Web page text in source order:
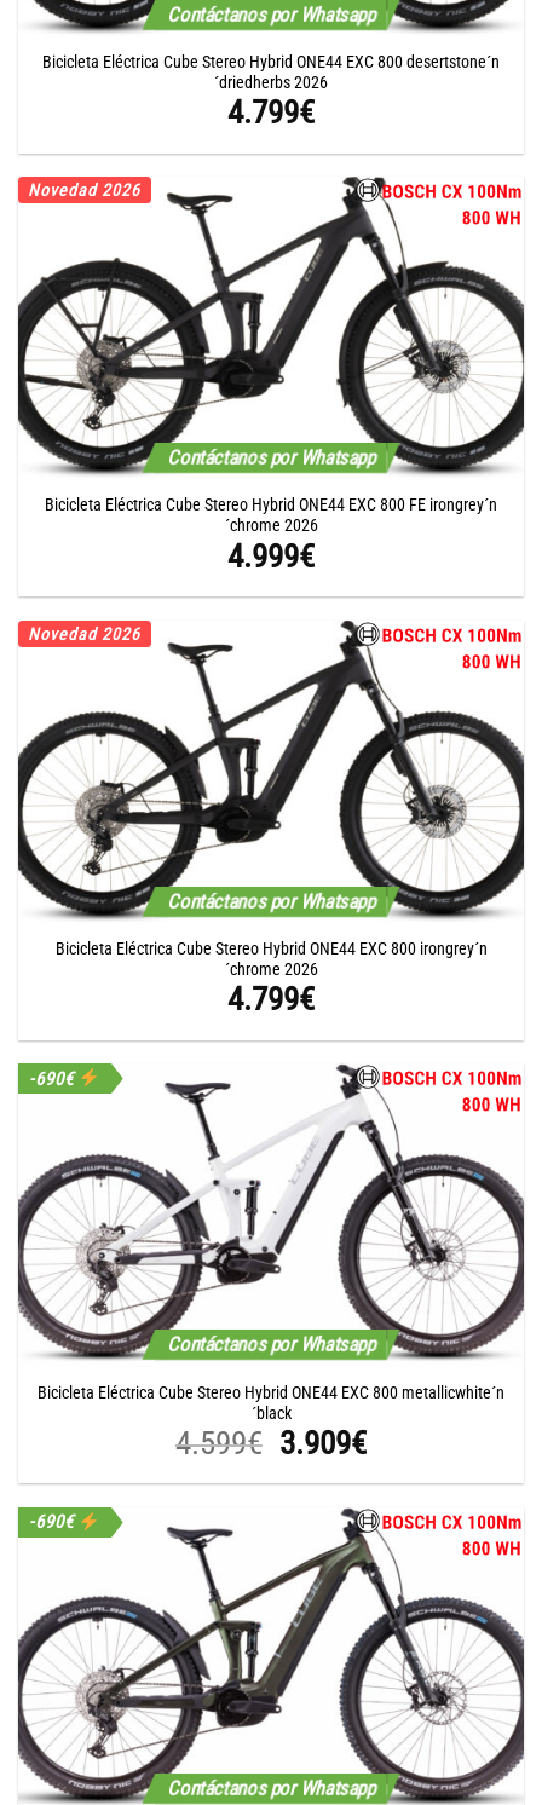
Contáctanos por Whatsapp
Bicicleta Eléctrica Cube Stereo Hybrid ONE44 EXC 800 desertstone´n
´driedherbs 2026
4.799€
Contáctanos por Whatsapp
Novedad 2026
Bicicleta Eléctrica Cube Stereo Hybrid ONE44 EXC 800 FE irongrey´n
´chrome 2026
4.999€
Contáctanos por Whatsapp
Novedad 2026
Bicicleta Eléctrica Cube Stereo Hybrid ONE44 EXC 800 irongrey´n
´chrome 2026
4.799€
Contáctanos por Whatsapp
-690€
Bicicleta Eléctrica Cube Stereo Hybrid ONE44 EXC 800 metallicwhite´n
´black
4.599€ El
precio
original
4.599€.
3.909€El
precio
actual
es:
3.909€.
Contáctanos por Whatsapp
-690€